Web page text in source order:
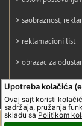
Upotreba kolačića
Ovaj sajt koristi
sadržaja, pružanja
skladu saPolitikom
> saobraznost,
> reklamacioni list
> obrazac za
> politika privatnosti
> politika kolačića